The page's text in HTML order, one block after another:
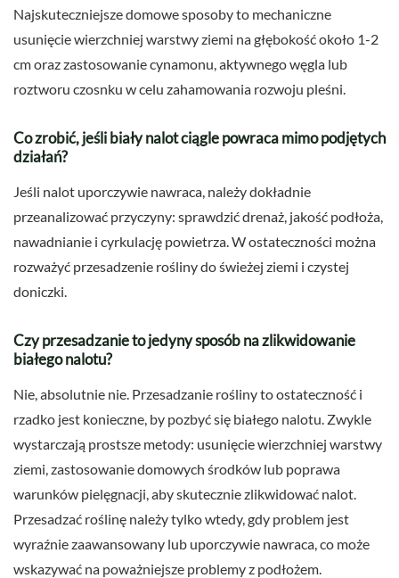
Najskuteczniejsze domowe sposoby to mechaniczne
usunięcie wierzchniej warstwy ziemi na głębokość około 1-2
cm oraz zastosowanie cynamonu, aktywnego węgla lub
roztworu czosnku w celu zahamowania rozwoju pleśni.
Co zrobić, jeśli biały nalot ciągle powraca mimo podjętych
działań?
Jeśli nalot uporczywie nawraca, należy dokładnie
przeanalizować przyczyny: sprawdzić drenaż, jakość podłoża,
nawadnianie i cyrkulację powietrza. W ostateczności można
rozważyć przesadzenie rośliny do świeżej ziemi i czystej
doniczki.
Czy przesadzanie to jedyny sposób na zlikwidowanie
białego nalotu?
Nie, absolutnie nie. Przesadzanie rośliny to ostateczność i
rzadko jest konieczne, by pozbyć się białego nalotu. Zwykle
wystarczają prostsze metody: usunięcie wierzchniej warstwy
ziemi, zastosowanie domowych środków lub poprawa
warunków pielęgnacji, aby skutecznie zlikwidować nalot.
Przesadzać roślinę należy tylko wtedy, gdy problem jest
wyraźnie zaawansowany lub uporczywie nawraca, co może
wskazywać na poważniejsze problemy z podłożem.